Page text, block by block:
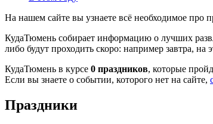
На нашем сайте вы узнаете всё необходимое
КудаТюмень собирает информацию о лучших
либо будут проходить скоро: например завтра, на
КудаТюмень в курсе 0 праздников, которые
Если вы знаете о событии, которого нет на сайте,
Праздники